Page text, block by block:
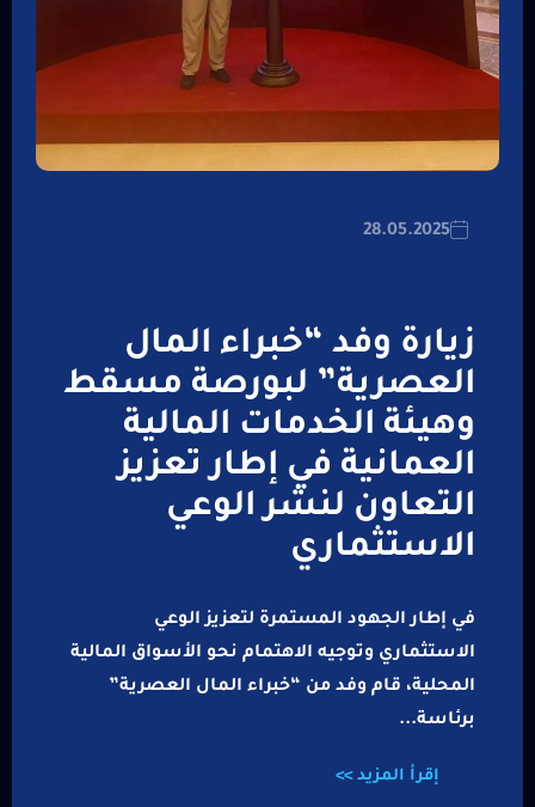
28.05.2025
زيارة وفد “خبراء المال
العصرية” لبورصة مسقط
وهيئة الخدمات المالية
العمانية في إطار تعزيز
التعاون لنشر الوعي
الاستثماري
في إطار الجهود المستمرة لتعزيز الوعي
الاستثماري وتوجيه الاهتمام نحو الأسواق المالية
المحلية، قام وفد من “خبراء المال العصرية”
برئاسة...
إقرأ المزيد >>